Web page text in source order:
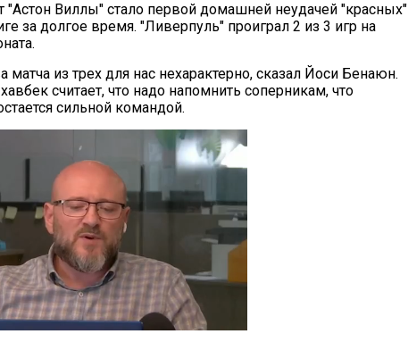
"Астон Виллы" стало первой домашней неудачей "красных"
за долгое время. "Ливерпуль" проиграл 2 из 3 игр на
матча из трех для нас нехарактерно, сказал Йоси Бенаюн.
считает, что надо напомнить соперникам, что
сильной командой.